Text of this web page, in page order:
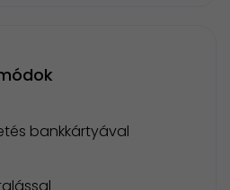
bankkártyával